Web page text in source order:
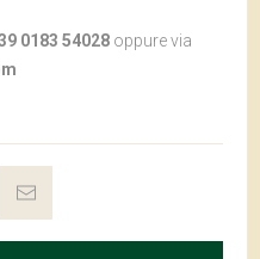
0183 54028 oppure via